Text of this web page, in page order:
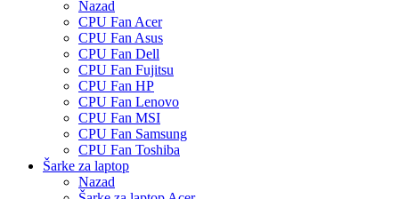
Nazad
CPU Fan Acer
CPU Fan Asus
CPU Fan Dell
CPU Fan Fujitsu
CPU Fan HP
CPU Fan Lenovo
CPU Fan MSI
CPU Fan Samsung
CPU Fan Toshiba
Šarke za laptop
Nazad